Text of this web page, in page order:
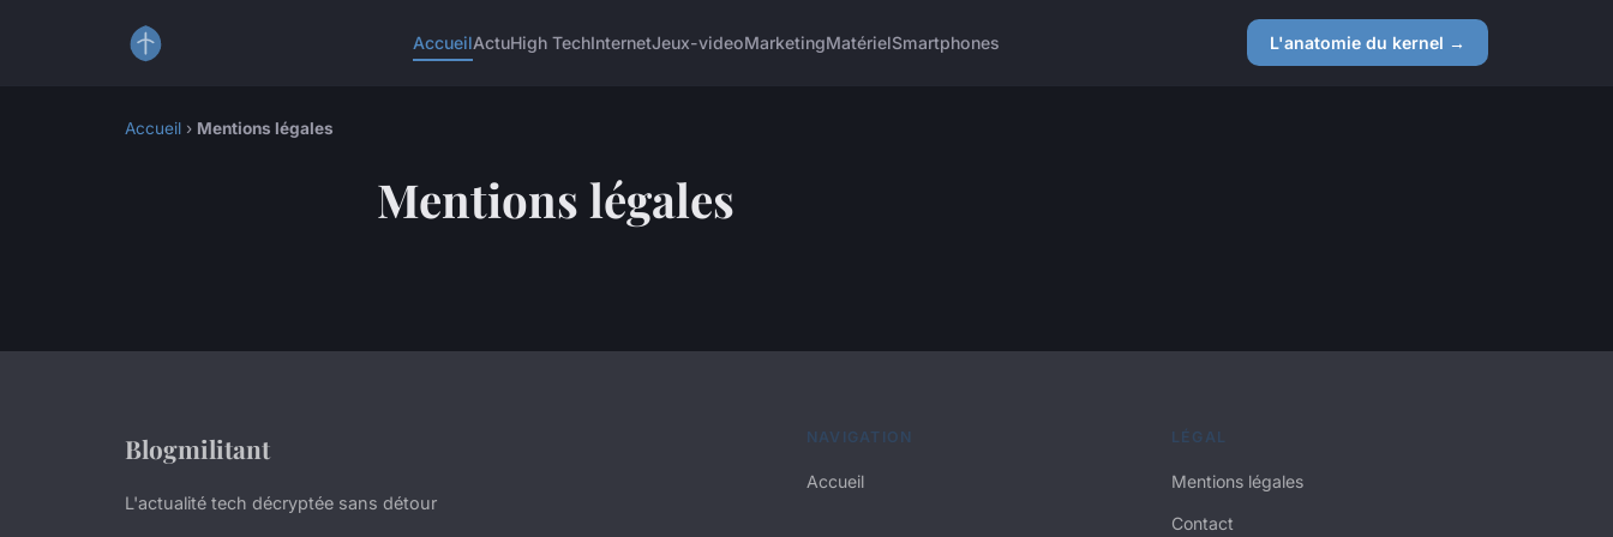
AccueilActuHigh TechInternetJeux-videoMarketingMatérielSmartphones L'anatomie du kernel →
Accueil › Mentions légales
Mentions légales
Blogmilitant
L'actualité tech décryptée sans détour
NAVIGATION
Accueil
LÉGAL
Mentions légales
Contact